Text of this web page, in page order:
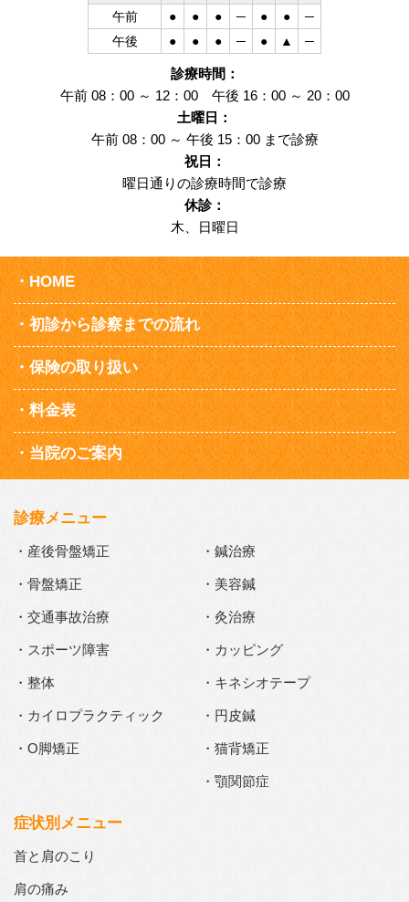
午前
● ● ● ─ ● ●
─
午後
● ● ● ─ ● ▲ ─
診療時間：
午前 08：00 ～ 12：00 午後 16：00 ～ 20：00
土曜日：
午前 08：00 ～ 午後 15：00 まで診療
祝日：
曜日通りの診療時間で診療
休診：
木、日曜日
HOME
初診から診察までの流れ
保険の取り扱い
料金表
当院のご案内
診療メニュー
・産後骨盤矯正
・骨盤矯正
・交通事故治療
・スポーツ障害
・整体
・カイロプラクティック
・O脚矯正
・鍼治療
・美容鍼
・灸治療
・カッピング
・キネシオテープ
・円皮鍼
・猫背矯正
・顎関節症
症状別メニュー
首と肩のこり
肩の痛み